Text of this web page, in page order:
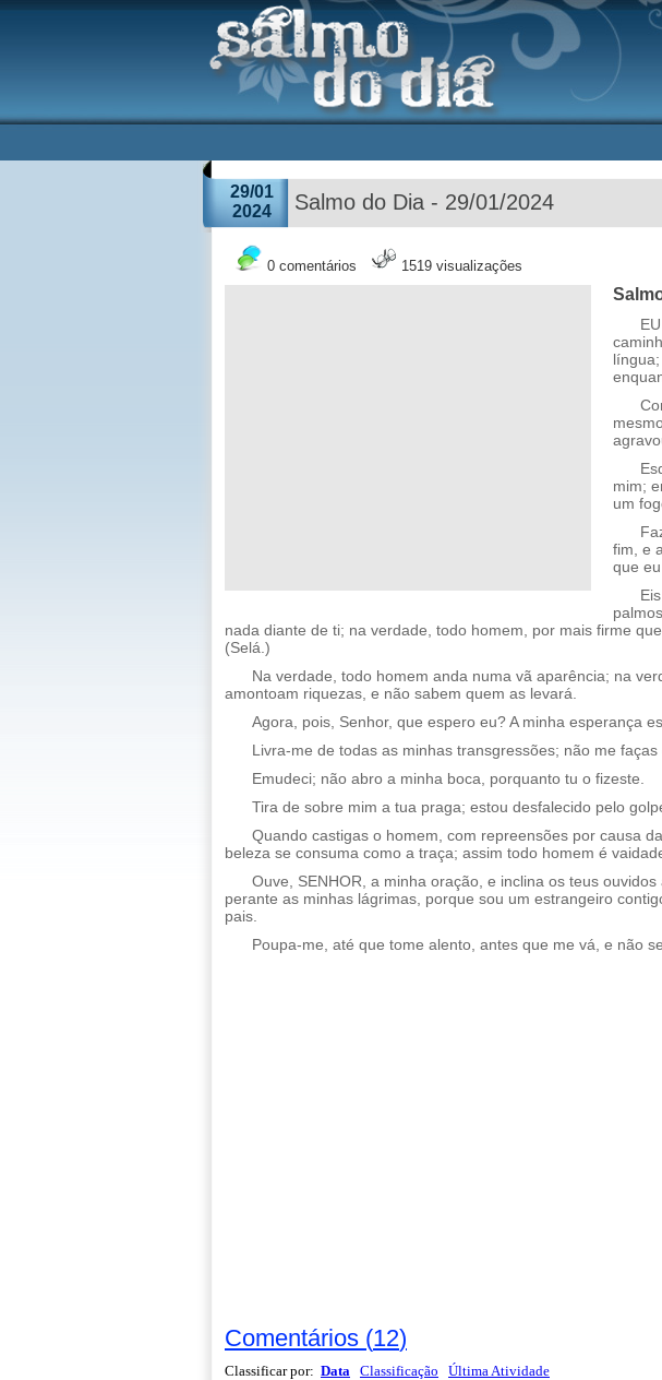
29/01
2024
Salmo do Dia - 29/01/2024
0 comentários 1519 visualizações
mim;
um
fim, e
que
nada diante de ti; na verdade, todo homem, por mais firme
(Selá.)
Na verdade, todo homem anda numa vã aparência; na
amontoam riquezas, e não sabem quem as levará.
Agora, pois, Senhor, que espero eu? A minha esperança
Livra-me de todas as minhas transgressões; não me faças
Emudeci; não abro a minha boca, porquanto tu o fizeste.
Tira de sobre mim a tua praga; estou desfalecido pelo
Quando castigas o homem, com repreensões por causa
beleza se consuma como a traça; assim todo homem é
Ouve, SENHOR, a minha oração, e inclina os teus
perante as minhas lágrimas, porque sou um estrangeiro
pais.
Poupa-me, até que tome alento, antes que me vá, e não
Comentários (12)
Classificar por: Data Classificação Última Atividade